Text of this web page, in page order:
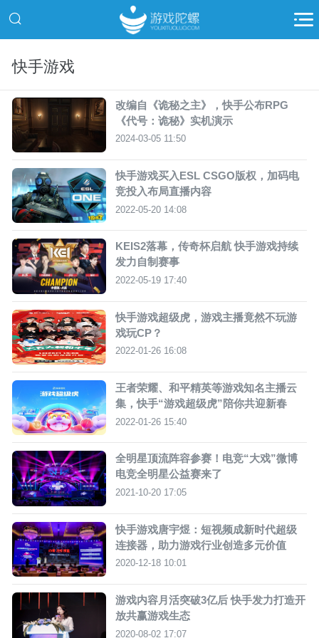
快手游戏
改编自《诡秘之主》，快手公布RPG
《代号：诡秘》实机演示
2024-03-05 11:50
快手游戏买入ESL CSGO版权，加码电
竞投入布局直播内容
2022-05-20 14:08
KEIS2落幕，传奇杯启航 快手游戏持续
发力自制赛事
2022-05-19 17:40
快手游戏超级虎，游戏主播竟然不玩游
戏玩CP？
2022-01-26 16:08
王者荣耀、和平精英等游戏知名主播云
集，快手“游戏超级虎”陪你共迎新春
2022-01-26 15:40
全明星顶流阵容参赛！电竞“大戏”微博
电竞全明星公益赛来了
2021-10-20 17:05
快手游戏唐宇煜：短视频成新时代超级
连接器，助力游戏行业创造多元价值
2020-12-18 10:01
游戏内容月活突破3亿后 快手发力打造开
放共赢游戏生态
2020-08-02 17:07